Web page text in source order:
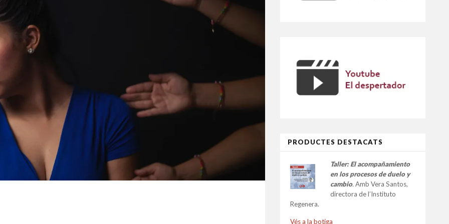
PRODUCTES DESTACATS
Taller: El acompañamiento
en los procesos de duelo y
cambio. Amb Vera Santos,
directora de l’Instituto
Regenera.
Vés a la botiga